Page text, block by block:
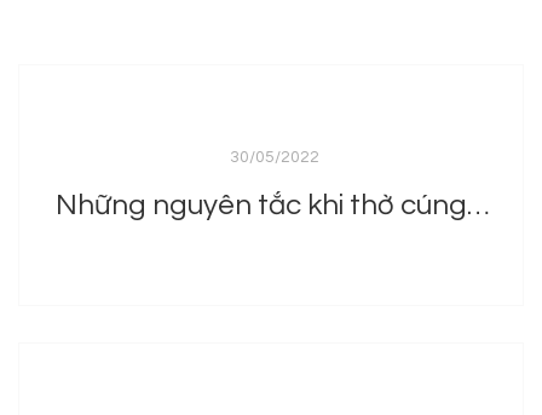
30/05/2022
Những nguyên tắc khi thờ cúng tại gia đình